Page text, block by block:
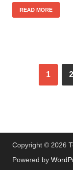
READ MORE
1 2
Copyright © 2026
Powered by